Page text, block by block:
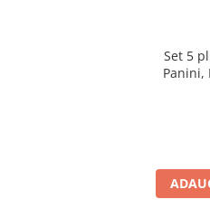
Set 5
Panini,